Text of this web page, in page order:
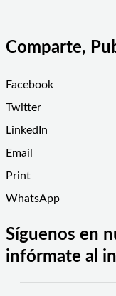
Comparte,
Facebook
Twitter
LinkedIn
Email
Print
WhatsApp
Síguenos en
infórmate al